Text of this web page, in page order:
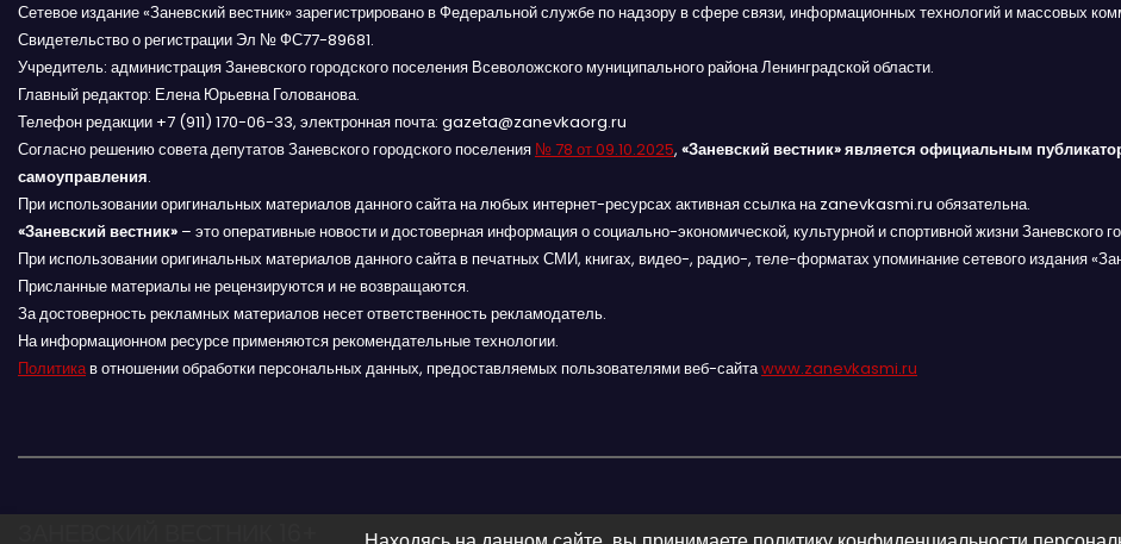
а
ц
и
я
п
о
з
а
с
Сетевое издание «Заневский вестник» зарегистрировано в Федеральной службе по надзору в сфере связи, информационных технологий и массовых
Свидетельство о регистрации Эл № ФС77-89681.
Учредитель: администрация Заневского городского поселения Всеволожского муниципального района Ленинградской области.
Главный редактор: Елена Юрьевна Голованова.
Телефон редакции +7 (911) 170-06-33, электронная почта: gazeta@zanevkaorg.ru
Согласно решению совета депутатов Заневского городского поселения № 78 от 09.10.2025, «Заневский вестник» является официальным
самоуправления.
При использовании оригинальных материалов данного сайта на любых интернет-ресурсах активная ссылка на zanevkasmi.ru обязательна.
«Заневский вестник» – это оперативные новости и достоверная информация о социально-экономической, культурной и спортивной жизни Заневского
При использовании оригинальных материалов данного сайта в печатных СМИ, книгах, видео-, радио-, теле-форматах упоминание сетевого издания
Присланные материалы не рецензируются и не возвращаются.
За достоверность рекламных материалов несет ответственность рекламодатель.
На информационном ресурсе применяются рекомендательные технологии.
Политикав отношении обработки персональных данных, предоставляемых пользователями веб-сайтаwww.zanevkasmi.ru